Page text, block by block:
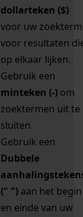
dollarteken ($)
voor uw zoekterm
voor resultaten
op elkaar lijken.
Gebruik een
minteken (-) om
zoektermen uit te
sluiten.
Gebruik een
Dubbele
(" ") aan het begin
en einde van uw